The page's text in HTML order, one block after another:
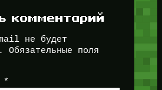
комментарий
не будет
Обязательные поля
*